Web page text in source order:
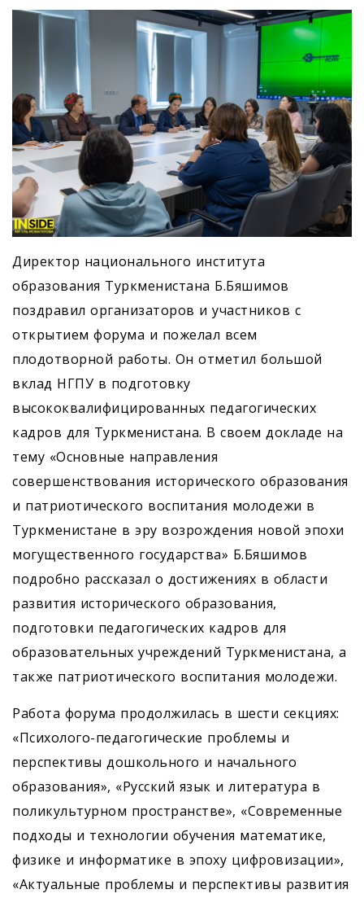
Директор национального института
образования Туркменистана Б.Бяшимов
поздравил организаторов и участников с
открытием форума и пожелал всем
плодотворной работы. Он отметил большой
вклад НГПУ в подготовку
высококвалифицированных педагогических
кадров для Туркменистана. В своем докладе на
тему «Основные направления
совершенствования исторического образования
и патриотического воспитания молодежи в
Туркменистане в эру возрождения новой эпохи
могущественного государства» Б.Бяшимов
подробно рассказал о достижениях в области
развития исторического образования,
подготовки педагогических кадров для
образовательных учреждений Туркменистана, а
также патриотического воспитания молодежи.
Работа форума продолжилась в шести секциях:
«Психолого-педагогические проблемы и
перспективы дошкольного и начального
образования», «Русский язык и литература в
поликультурном пространстве», «Современные
подходы и технологии обучения математике,
физике и информатике в эпоху цифровизации»,
«Актуальные проблемы и перспективы развития